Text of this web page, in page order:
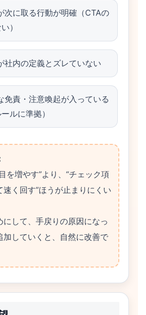
次に取る行動が明確（CTAの
）
社内の定義とズレていない
免責・注意喚起が入っている
ールに準拠）
を増やす”より、“チェック項
速く回す”ほうが止まりにくい
にして、手戻りの原因になっ
加していくと、自然に改善で